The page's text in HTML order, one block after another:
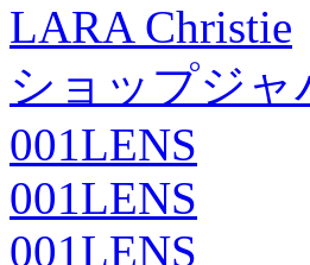
LARA Christie
ショップジャ
001LENS
001LENS
001LENS